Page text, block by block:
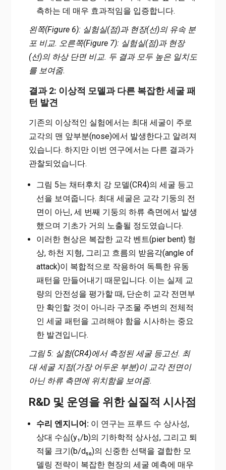
측하는 데 매우 효과적임을 입증합니다.
왼쪽(Figure 6): 실험실(점)과 현장(선)의 유속 분
포 비교. 오른쪽(Figure 7): 실험실(점)과 현장
(선)의 하상 단면 비교. 두 결과 모두 높은 일치도
를 보여줌.
결과 2: 이상적 모델과 다른 복잡한 세굴 패
턴 발견
기존의 이상적인 실험에서는 최대 세굴이 주로
교각의 맨 앞부분(nose)에서 발생한다고 알려져
있습니다. 하지만 이번 연구에서는 다른 결과가
관찰되었습니다.
그림 5는 채터후치 강 모델(CR4)의 세굴 등고
선을 보여줍니다. 최대 세굴은 교각 기둥의 전
면이 아닌, 세 번째 기둥의 하류 측면에서 발생
했으며 기초가 거의 노출될 정도였습니다.
이러한 현상은 복잡한 교각 벤트(pier bent) 형
상, 하천 지형, 그리고 흐름의 받음각(angle of
attack)이 복합적으로 작용하여 독특한 유동
패턴을 만들어내기 때문입니다. 이는 실제 교
량의 안전성을 평가할 때, 단순히 교각 전면부
만 확인할 것이 아니라 구조물 주변의 전체적
인 세굴 패턴을 고려해야 함을 시사하는 중요
한 발견입니다.
그림 5: 실험(CR4)에서 측정된 세굴 등고선. 최
대 세굴 지점(가장 어두운 부분)이 교각 전면이
아닌 하류 측면에 위치함을 보여줌.
R&D 및 운영을 위한 실질적 시사점
수리 엔지니어:이 연구는 프루드 수 상사성,
상대 수심(y₁/b)의 기하학적 상사성, 그리고 퇴
적물 크기(b/d₅₀)의 신중한 선택을 결합한 모
델링 전략이 복잡한 현장의 세굴 예측에 매우